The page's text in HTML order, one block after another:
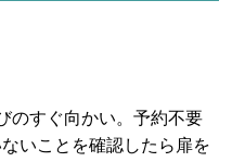
のすぐ向かい。予約不要
いことを確認したら扉を